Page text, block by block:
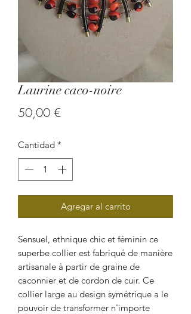
Laurine caco-noire
50,00 €Precio
Cantidad *
Agregar al carrito
Sensuel, ethnique chic et féminin ce
superbe collier est fabriqué de manière
artisanale à partir de graine de
caconnier et de cordon de cuir. Ce
collier large au design symétrique a le
pouvoir de transformer n'importe